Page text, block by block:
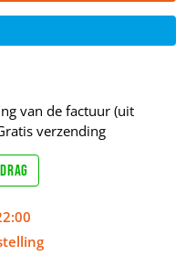
van de factuur (uit
verzending